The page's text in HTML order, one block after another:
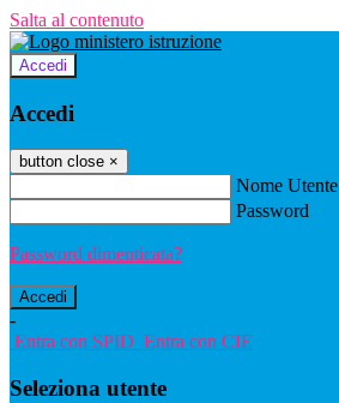
Salta al contenuto
Accedi
Accedi
button close ×
Nome Utente
Password
Password dimenticata?
-
Entra con SPID Entra con CIE
Seleziona utente